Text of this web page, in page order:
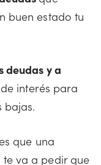
buen estado tu
deudas y a
interés para
bajas.
que una
va a pedir que